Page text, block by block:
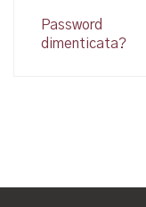
Password
dimenticata?